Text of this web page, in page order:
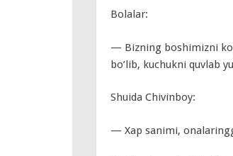
Bolalar:
— Bizning boshimizni
bo’lib, kuchukni quvlab
Shuida Chivinboy:
— Xap sanimi,